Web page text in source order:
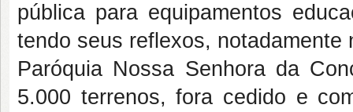
pública para equipamentos
tendo seus reflexos,
Paróquia Nossa Senhora da
5.000 terrenos, fora cedido e